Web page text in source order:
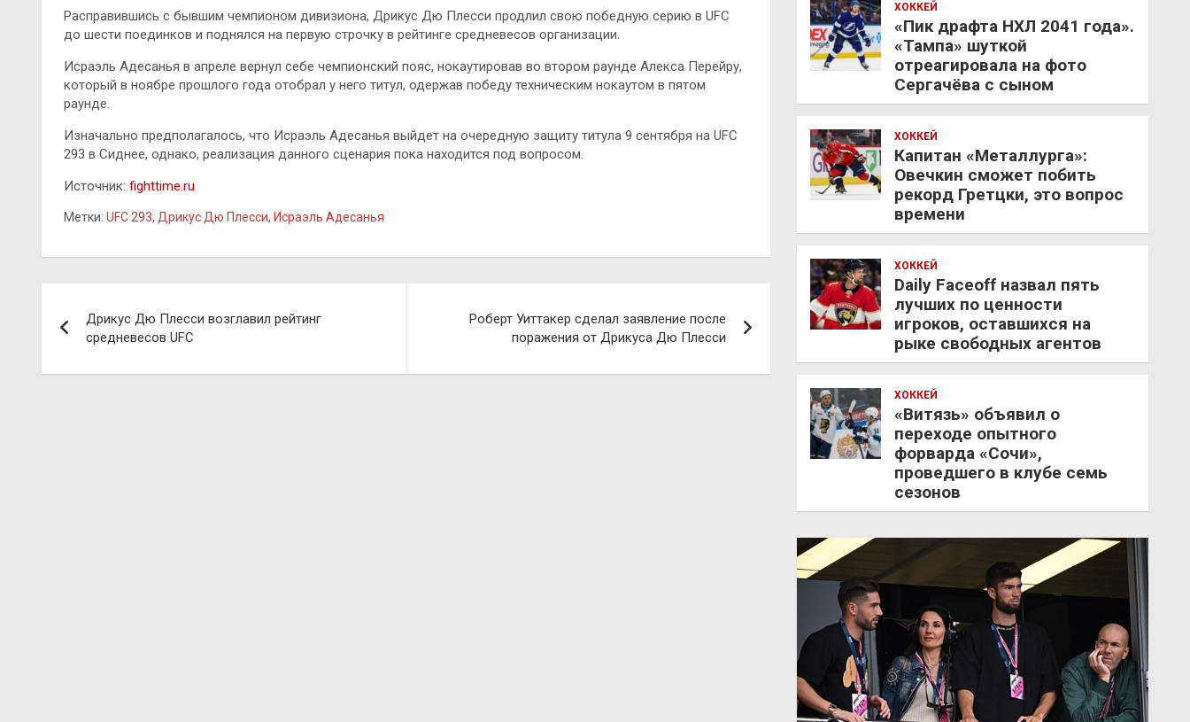
Расправившись с бывшим чемпионом дивизиона, Дрикус Дю Плесси продлил свою победную серию в UFC
до шести поединков и поднялся на первую строчку в рейтинге средневесов организации.
Исраэль Адесанья в апреле вернул себе чемпионский пояс, нокаутировав во втором раунде Алекса Перейру,
который в ноябре прошлого года отобрал у него титул, одержав победу техническим нокаутом в пятом
раунде.
Изначально предполагалось, что Исраэль Адесанья выйдет на очередную защиту титула 9 сентября на UFC
293 в Сиднее, однако, реализация данного сценария пока находится под вопросом.
Источник: fighttime.ru
Метки: UFC 293, Дрикус Дю Плесси, Исраэль Адесанья
по
записям
Дрикус Дю Плесси возглавил рейтинг
средневесов UFC
Роберт Уиттакер сделал заявление после
поражения от Дрикуса Дю Плесси
ХОККЕЙ
«Пик драфта НХЛ 2041 года».
«Тампа» шуткой
отреагировала на фото
Сергачёва с сыном
ХОККЕЙ
Капитан «Металлурга»:
Овечкин сможет побить
рекорд Гретцки, это вопрос
времени
ХОККЕЙ
Daily Faceoff назвал пять
лучших по ценности
игроков, оставшихся на
рыке свободных агентов
ХОККЕЙ
«Витязь» объявил о
переходе опытного
форварда «Сочи»,
проведшего в клубе семь
сезонов